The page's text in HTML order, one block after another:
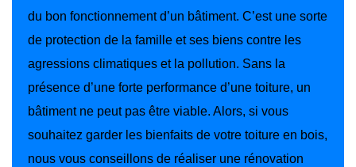
du bon fonctionnement d’un bâtiment. C’est une sorte
de protection de la famille et ses biens contre les
agressions climatiques et la pollution. Sans la
présence d’une forte performance d’une toiture, un
bâtiment ne peut pas être viable. Alors, si vous
souhaitez garder les bienfaits de votre toiture en bois,
nous vous conseillons de réaliser une rénovation